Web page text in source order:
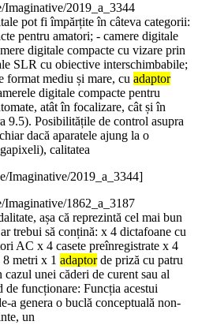
2019_a_3344
pot fi împărțite în câteva categorii:
pentru amatori; - camere digitale
digitale compacte cu vizare prin
SLR cu obiective interschimbabile;
format mediu și mare, cu adaptor
digitale compacte pentru
atât în focalizare, cât și în
9.5). Posibilitățile de control asupra
dacă aparatele ajung la o
calitatea
Imaginative/2019_a_3344]
1862_a_3187
așa că reprezintă cel mai bun
trebui să conțină: x 4 dictafoane cu
AC x 4 casete preînregistrate x 4
8 metri x 1 adaptorde priză cu patru
unei căderi de curent sau al
funcționare: Funcția acestui
a genera o buclă conceptuală non-
un